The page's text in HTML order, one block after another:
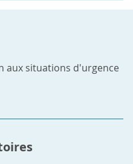
aux situations d'urgence